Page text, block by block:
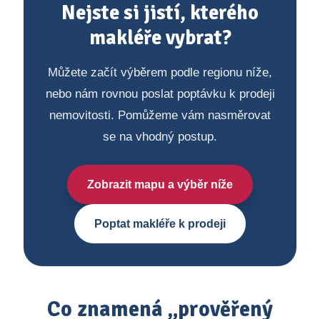
Nejste si jistí, kterého
makléře vybrat?
Můžete začít výběrem podle regionu níže,
nebo nám rovnou poslat poptávku k prodeji
nemovitosti. Pomůžeme vám nasměrovat
se na vhodný postup.
Zobrazit mapu a výběr níže
Poptat makléře k prodeji
Co znamená „prověřený